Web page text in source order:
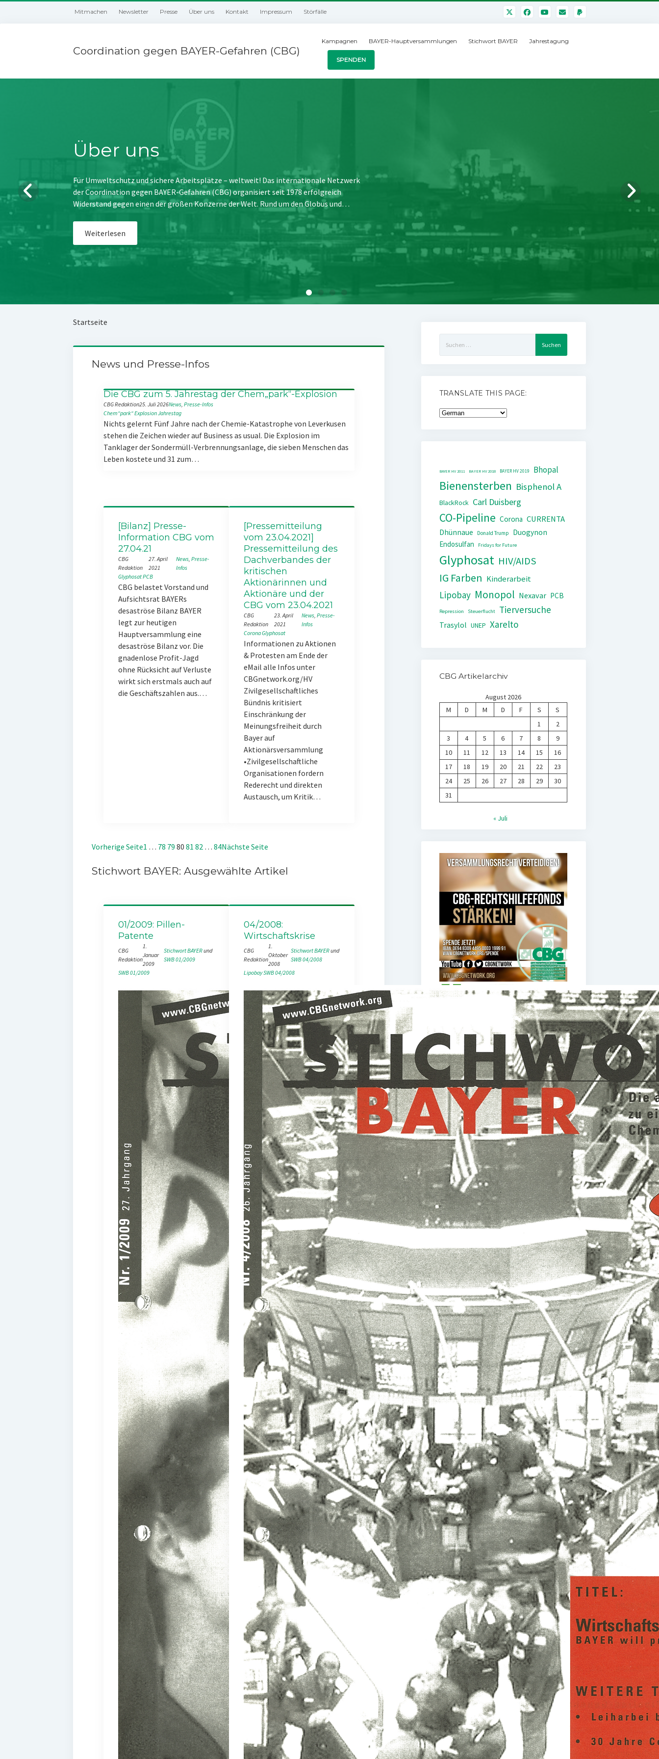
Mitmachen Newsletter Presse Über uns Kontakt Impressum Störfälle
Coordination gegen BAYER-Gefahren (CBG)
Kampagnen BAYER-Hauptversammlungen Stichwort BAYER Jahrestagung
SPENDEN
Über uns
Für Umweltschutz und sichere Arbeitsplätze – weltweit! Das internationale Netzwerk
der Coordination gegen BAYER-Gefahren (CBG) organisiert seit 1978 erfolgreich
Widerstand gegen einen der großen Konzerne der Welt. Rund um den Globus und…
Weiterlesen
Startseite
News und Presse-Infos
Die CBG zum 5. Jahrestag der Chem„park“-Explosion
CBG Redaktion25. Juli 2026News, Presse-Infos
Chem“park“ExplosionJahrestag
Nichts gelernt Fünf Jahre nach der Chemie-Katastrophe von Leverkusen
stehen die Zeichen wieder auf Business as usual. Die Explosion im
Tanklager der Sondermüll-Verbrennungsanlage, die sieben Menschen das
Leben kostete und 31 zum…
[Bilanz] Presse-
Information CBG vom
27.04.21
CBG
Redaktion
27. April
2021
News, Presse-
Infos
GlyphosatPCB
CBG belastet Vorstand und
Aufsichtsrat BAYERs
desaströse Bilanz BAYER
legt zur heutigen
Hauptversammlung eine
desaströse Bilanz vor. Die
gnadenlose Profit-Jagd
ohne Rücksicht auf Verluste
wirkt sich erstmals auch auf
die Geschäftszahlen aus.…
[Pressemitteilung
vom 23.04.2021]
Pressemitteilung des
Dachverbandes der
kritischen
Aktionärinnen und
Aktionäre und der
CBG vom 23.04.2021
CBG
Redaktion
23. April
2021
News, Presse-
Infos
CoronaGlyphosat
Informationen zu Aktionen
& Protesten am Ende der
eMail alle Infos unter
CBGnetwork.org/HV
Zivilgesellschaftliches
Bündnis kritisiert
Einschränkung der
Meinungsfreiheit durch
Bayer auf
Aktionärsversammlung
•Zivilgesellschaftliche
Organisationen fordern
Rederecht und direkten
Austausch, um Kritik…
Vorherige Seite1 … 78 79 80 81 82 … 84Nächste Seite
Stichwort BAYER: Ausgewählte Artikel
01/2009: Pillen-
Patente
CBG
Redaktion
1.
Januar
2009
Stichwort BAYER
und
SWB 01/2009
SWB 01/2009
04/2008:
Wirtschaftskrise
CBG
Redaktion
1.
Oktober
2008
Stichwort BAYER
und
SWB 04/2008
LipobaySWB 04/2008
nach:
TRANSLATE THIS PAGE:
BAYER HV 2011 BAYER HV 2018 BAYER HV 2019 Bhopal
Bienensterben Bisphenol A
BlackRock Carl Duisberg
CO-Pipeline Corona CURRENTA
Dhünnaue Donald Trump
Duogynon
Endosulfan
Fridays for Future
Glyphosat HIV/AIDS
IG Farben Kinderarbeit
Lipobay Monopol Nexavar PCB
Repression Steuerflucht Tierversuche
Trasylol UNEP Xarelto
CBG Artikelarchiv
August 2026
M
D M D F S
S
1
2
3
4 5 6 7 8
9
10
11 12 13 14 15
16
17
18 19 20 21 22
23
24
25 26 27 28 29
30
31
« Juli